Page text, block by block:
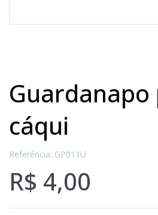
guardanapo popeline
cáqui
Referência: GP011U
R$ 4,00